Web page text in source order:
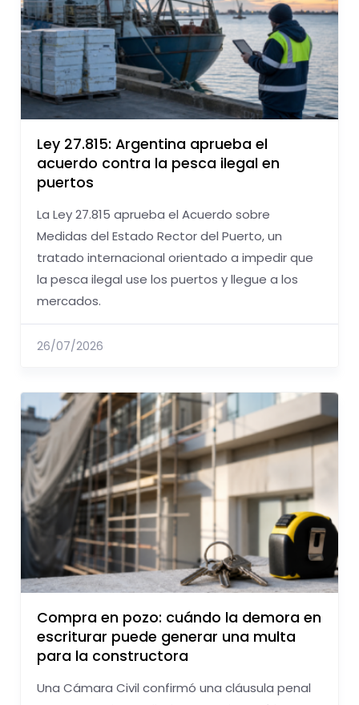
Ley 27.815: Argentina aprueba el
acuerdo contra la pesca ilegal en
puertos
La Ley 27.815 aprueba el Acuerdo sobre
Medidas del Estado Rector del Puerto, un
tratado internacional orientado a impedir que
la pesca ilegal use los puertos y llegue a los
mercados.
26/07/2026
Compra en pozo: cuándo la demora en
escriturar puede generar una multa
para la constructora
Una Cámara Civil confirmó una cláusula penal